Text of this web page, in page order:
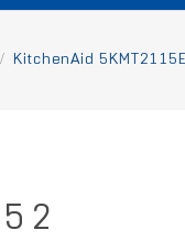
KitchenAid
2